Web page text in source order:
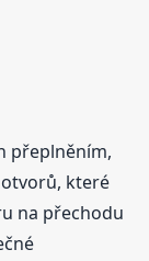
přeplněním,
které
na přechodu